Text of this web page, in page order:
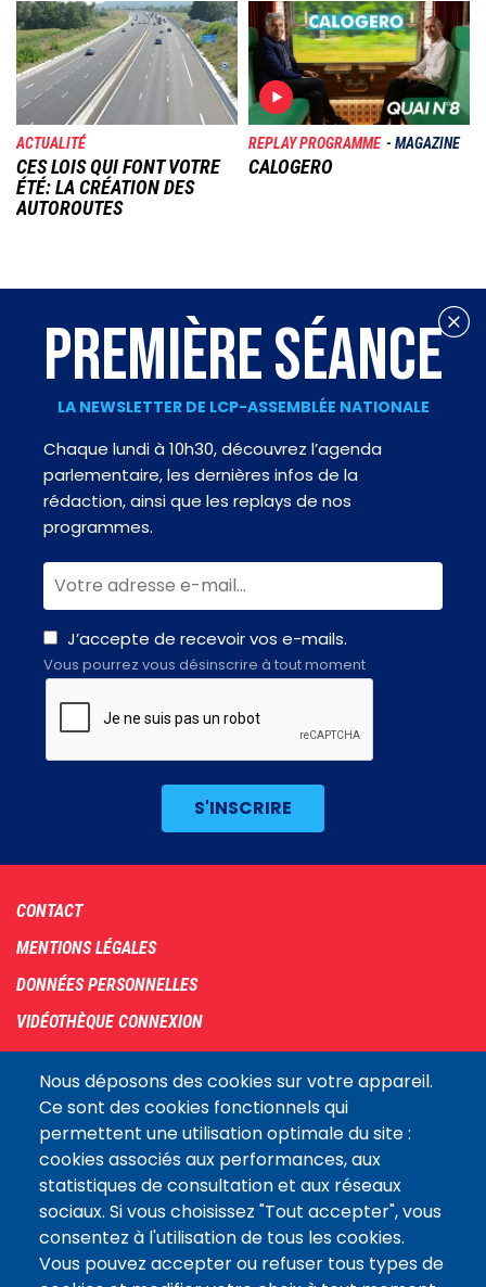
Image
ACTUALITÉ
CES LOIS QUI FONT VOTRE
ÉTÉ: LA CRÉATION DES
AUTOROUTES
Image
REPLAY PROGRAMME MAGAZINE
CALOGERO
Nous déposons des cookies sur votre appareil.
Ce sont des cookies fonctionnels qui
permettent une utilisation optimale du site :
cookies associés aux performances, aux
statistiques de consultation et aux réseaux
sociaux. Si vous choisissez "Tout accepter", vous
consentez à l'utilisation de tous les cookies.
Vous pouvez accepter ou refuser tous types de
PREMIÈRE SÉANCE
LA NEWSLETTER DE LCP-ASSEMBLÉE NATIONALE
Chaque lundi à 10h30, découvrez l’agenda
parlementaire, les dernières infos de la
rédaction, ainsi que les replays de nos
programmes.
J’accepte de recevoir vos e-mails.
Vous pourrez vous désinscrire à tout moment
Footer
menu
CONTACT
MENTIONS LÉGALES
DONNÉES PERSONNELLES
VIDÉOTHÈQUE CONNEXION
COOKIES
Assemblée
nationaleLE SITE DE L’ASSEMBLÉE NATIONALE